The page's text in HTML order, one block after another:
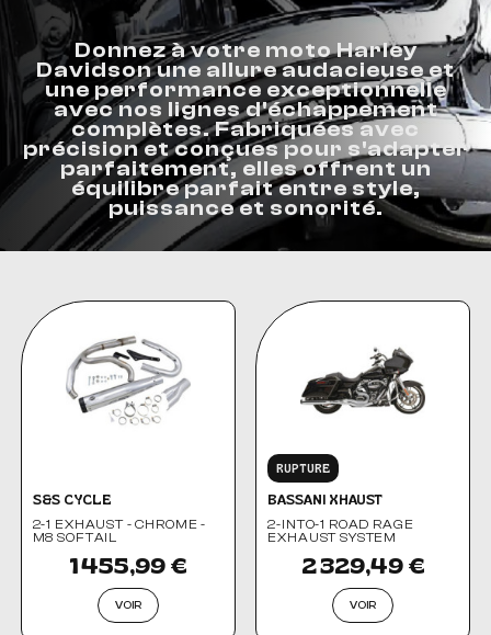
Donnez à votre moto Harley
Davidson une allure audacieuse et
une performance exceptionnelle
avec nos lignes d'échappement
complètes. Fabriquées avec
précision et conçues pour s'adapter
parfaitement, elles offrent un
équilibre parfait entre style,
puissance et sonorité.
S&S CYCLE
2-1 EXHAUST - CHROME -
M8 SOFTAIL
1 455,99 €
VOIR
RUPTURE
BASSANI XHAUST
2-INTO-1 ROAD RAGE
EXHAUST SYSTEM
2 329,49 €
VOIR